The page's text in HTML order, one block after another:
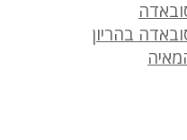
בהריון